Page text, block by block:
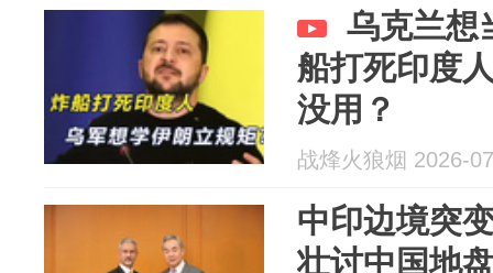
乌克兰想
船打死印度
没用？
战烽火狼烟 2026-
中印边境突
壮讨中国地